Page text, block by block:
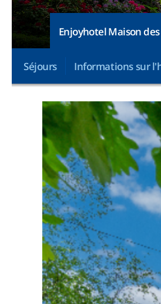
Enjoyhotel Maison
Séjours Informations sur